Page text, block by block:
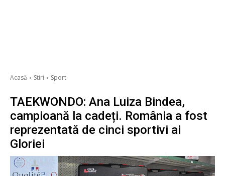
Acasă Stiri Sport
TAEKWONDO: Ana Luiza Bindea,
campioană la cadeți. România a fost
reprezentată de cinci sportivi ai
Gloriei